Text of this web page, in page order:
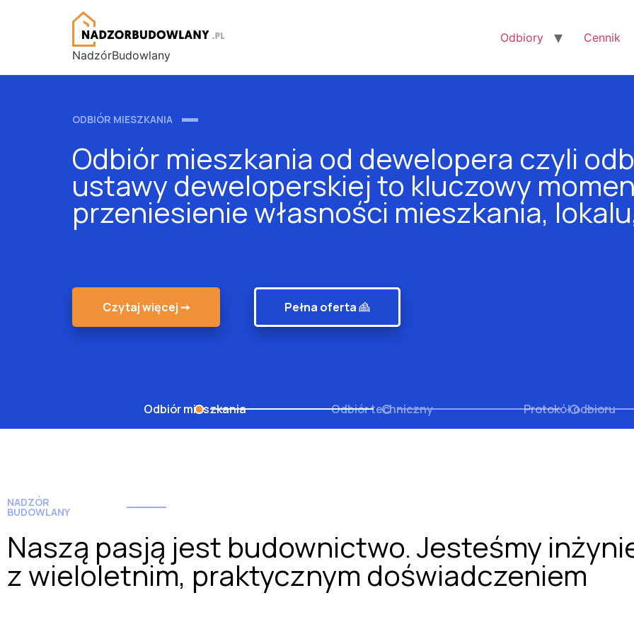
NadzórBudowlany
Odbiory Cennik
Odbiór mieszkania Odbiór techniczny Protokół odbioru
ODBIÓR MIESZKANIA
Odbiór mieszkania od dewelopera czyli
ustawy deweloperskiej to kluczowy
przeniesienie własności mieszkania,
Czytaj więcej ➙ Pełna oferta
NADZÓR
BUDOWLANY
Naszą pasją jest budownictwo. Jesteśmy
z wieloletnim, praktycznym doświadczeniem